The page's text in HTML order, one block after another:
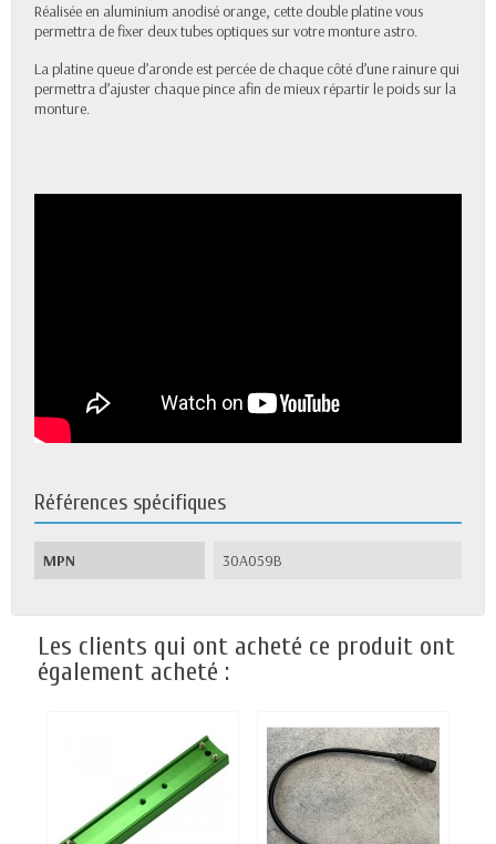
Réalisée en aluminium anodisé orange, cette double platine vous
permettra de fixer deux tubes optiques sur votre monture astro.
La platine queue d’aronde est percée de chaque côté d’une rainure qui
permettra d’ajuster chaque pince afin de mieux répartir le poids sur la
monture.
Références spécifiques
MPN 30A059B
Les clients qui ont acheté ce produit ont
également acheté :